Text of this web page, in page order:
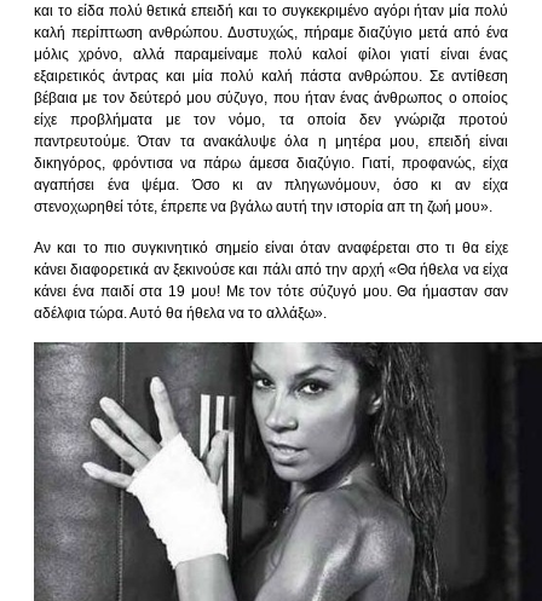
και το είδα πολύ θετικά επειδή και το συγκεκριμένο αγόρι ήταν μία πολύ
καλή περίπτωση ανθρώπου. Δυστυχώς, πήραμε διαζύγιο μετά από ένα
μόλις χρόνο, αλλά παραμείναμε πολύ καλοί φίλοι γιατί είναι ένας
εξαιρετικός άντρας και μία πολύ καλή πάστα ανθρώπου. Σε αντίθεση
βέβαια με τον δεύτερό μου σύζυγο, που ήταν ένας άνθρωπος ο οποίος
είχε προβλήματα με τον νόμο, τα οποία δεν γνώριζα προτού
παντρευτούμε. Όταν τα ανακάλυψε όλα η μητέρα μου, επειδή είναι
δικηγόρος, φρόντισα να πάρω άμεσα διαζύγιο. Γιατί, προφανώς, είχα
αγαπήσει ένα ψέμα. Όσο κι αν πληγωνόμουν, όσο κι αν είχα
στενοχωρηθεί τότε, έπρεπε να βγάλω αυτή την ιστορία απ τη ζωή μου».
Αν και το πιο συγκινητικό σημείο είναι όταν αναφέρεται στο τι θα είχε
κάνει διαφορετικά αν ξεκινούσε και πάλι από την αρχή «Θα ήθελα να είχα
κάνει ένα παιδί στα 19 μου! Με τον τότε σύζυγό μου. Θα ήμασταν σαν
αδέλφια τώρα. Αυτό θα ήθελα να το αλλάξω».